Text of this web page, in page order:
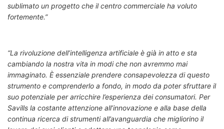
sublimato un progetto che il centro commerciale ha voluto
fortemente.”
“La rivoluzione dell’intelligenza artificiale è già in atto e sta
cambiando la nostra vita in modi che non avremmo mai
immaginato. È essenziale prendere consapevolezza di questo
strumento e comprenderlo a fondo, in modo da poter sfruttare il
suo potenziale per arricchire l’esperienza dei consumatori. Per
Savills la costante attenzione all’innovazione e alla base della
continua ricerca di strumenti all’avanguardia che migliorino il